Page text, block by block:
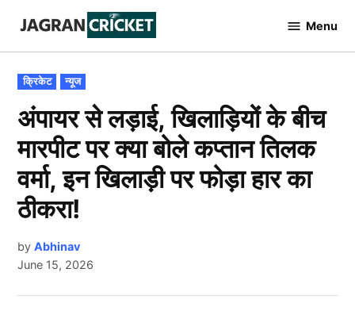
content
Cricket
Menu
POSTED
IN
क्रिकेट न्यूज
अंपायर से लड़ाई, खिलाड़ियों के बीच
मारपीट पर क्या बोले कप्तान तिलक
वर्मा, इन खिलाड़ी पर फोड़ा हार का
ठीकरा!
by Abhinav
June 15, 2026